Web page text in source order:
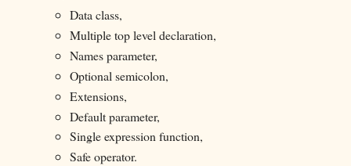
Data class,
Multiple top level declaration,
Names parameter,
Optional semicolon,
Extensions,
Default parameter,
Single expression function,
Safe operator.